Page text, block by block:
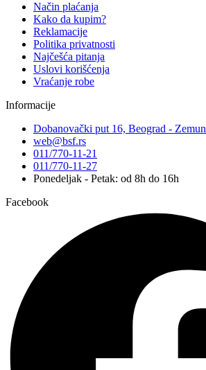
Način plaćanja
Kako da kupim?
Reklamacije
Politika privatnosti
Najčešća pitanja
Uslovi korišćenja
Vraćanje robe
Informacije
Dobanovački put 16, Beograd - Zemun
web@bsf.rs
011/770-11-21
011/770-11-27
Ponedeljak - Petak: od 8h do 16h
Facebook